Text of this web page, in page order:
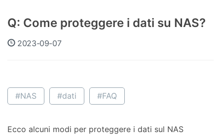
Q: Come proteggere i dati su NAS?
2023-09-07
#NAS #dati #FAQ
Ecco alcuni modi per proteggere i dati sul NAS